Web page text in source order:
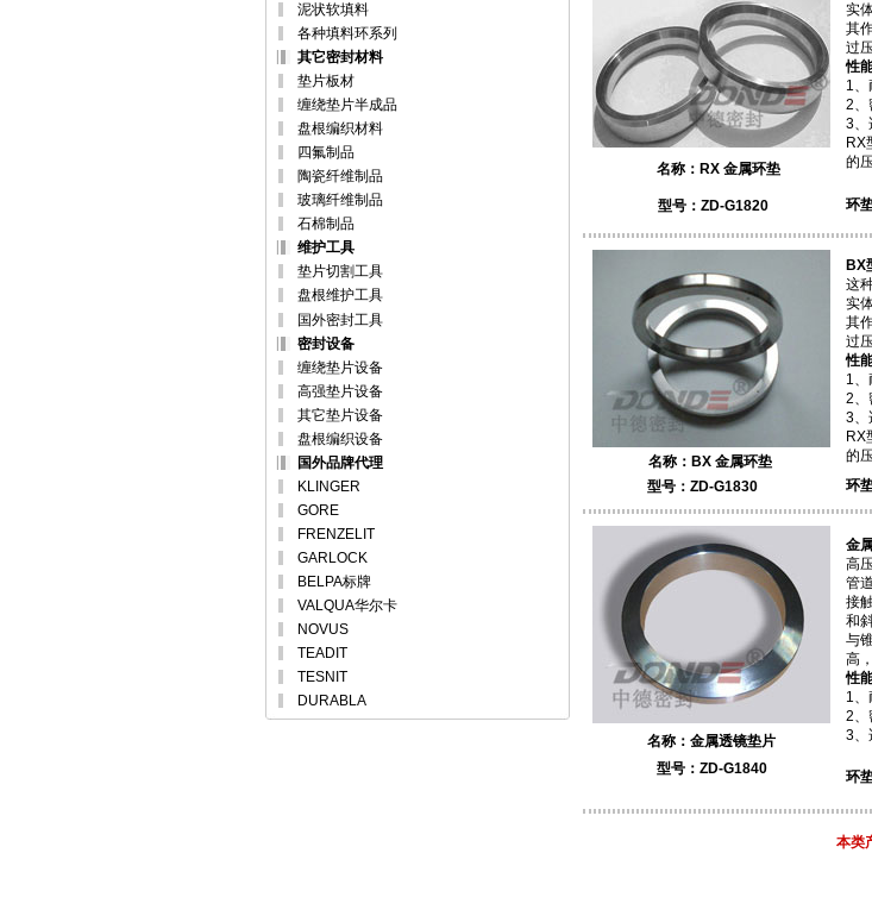
泥状软填料
各种填料环系列
其它密封材料
垫片板材
缠绕垫片半成品
盘根编织材料
四氟制品
陶瓷纤维制品
玻璃纤维制品
石棉制品
维护工具
垫片切割工具
盘根维护工具
国外密封工具
密封设备
缠绕垫片设备
高强垫片设备
其它垫片设备
盘根编织设备
国外品牌代理
KLINGER
GORE
FRENZELIT
GARLOCK
BELPA标牌
VALQUA华尔卡
NOVUS
TEADIT
TESNIT
DURABLA
实
其
过
性
1、
2、
3、
RX
的
名称： RX 金属环垫
型号：ZD-G1820 环
BX
这
实
其
过
性
1、
2、
3、
RX
的
名称： BX 金属环垫
型号：ZD-G1830
环
金
高
管
接
和
与
高
性
1、
2、
3、
名称： 金属透镜垫片
型号：ZD-G1840
环
本类